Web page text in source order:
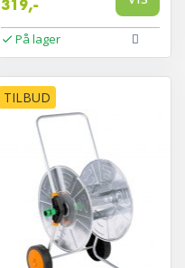
319,-
På lager
TILBUD